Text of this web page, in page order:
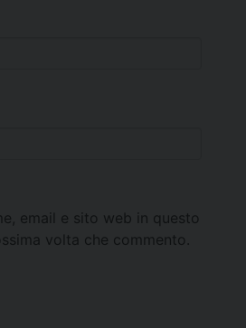
email e sito web in questo
volta che commento.